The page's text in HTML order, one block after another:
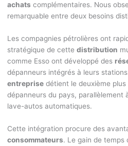
achats complémentaires. Nous
remarquable entre deux besoins
Les compagnies pétrolières ont
stratégique de cette distribution
comme Esso ont développé des
dépanneurs intégrés à leurs
entreprisedétient le deuxième plus
dépanneurs du pays, parallèlement
lave-autos automatiques.
Cette intégration procure des
consommateurs. Le gain de temps